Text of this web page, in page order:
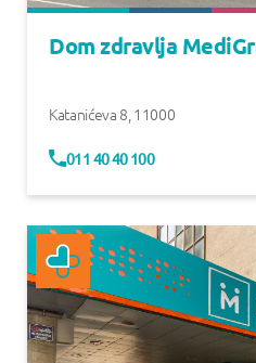
Dom zdravlja
Katanićeva 8,11000
011 40 40 100